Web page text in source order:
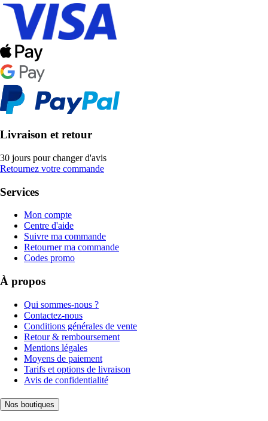
Livraison et retour
30 jours pour changer d'avis
Retournez votre commande
Services
Mon compte
Centre d'aide
Suivre ma commande
Retourner ma commande
Codes promo
À propos
Qui sommes-nous ?
Contactez-nous
Conditions générales de vente
Retour & remboursement
Mentions légales
Moyens de paiement
Tarifs et options de livraison
Avis de confidentialité
Nos boutiques